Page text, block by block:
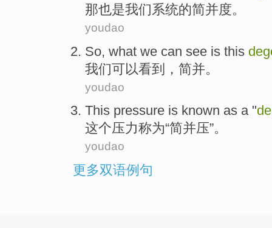
那也是我们系统的简并度。
youdao
So, what we can see is this
我们可以看到 ， 简并。
youdao
This pressure is known as a"
这个压力称为“简并压”。
youdao
更多双语例句